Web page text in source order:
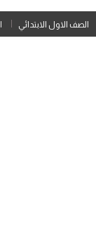
الصف الاول الابتدائي